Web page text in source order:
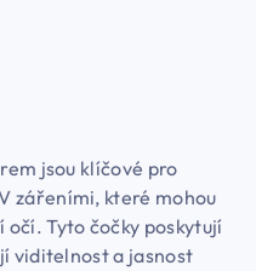
jsou klíčové pro
zářeními, které mohou
Tyto čočky poskytují
viditelnost a jasnost